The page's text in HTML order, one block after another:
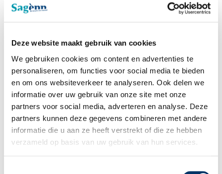
Deze website maakt gebruik van cookies
We gebruiken cookies om content en advertenties te
personaliseren, om functies voor social media te bieden
en om ons websiteverkeer te analyseren. Ook delen we
informatie over uw gebruik van onze site met onze
partners voor social media, adverteren en analyse. Deze
partners kunnen deze gegevens combineren met andere
informatie die u aan ze heeft verstrekt of die ze hebben
verzameld op basis van uw gebruik van hun services.
Downloads Educatie
Lid van NRTO
Sagènn Re-integratie